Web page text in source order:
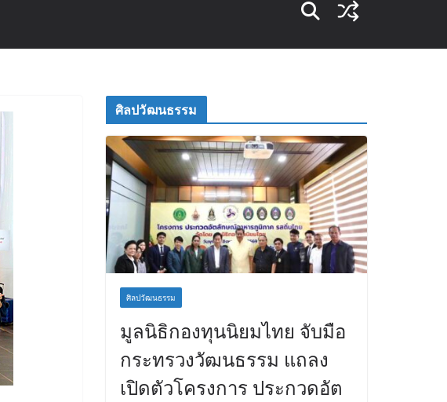
ศิลปวัฒนธรรม
ศิลปวัฒนธรรม
มูลนิธิกองทุนนิยมไทย จับมือ
กระทรวงวัฒนธรรม แถลง
เปิดตัวโครงการ ประกวดอัต